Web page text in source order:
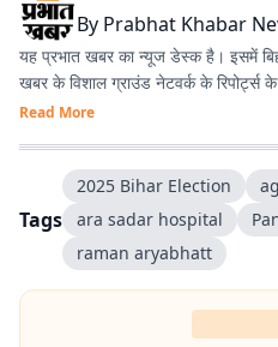
By Prabhat Khabar
यह प्रभात खबर का न्यूज डेस्क है। इसमें
खबर के विशाल ग्राउंड नेटवर्क के रिपोर्ट्स
Read More
Tags
2025 Bihar Election
ara sadar hospital
raman aryabhatt